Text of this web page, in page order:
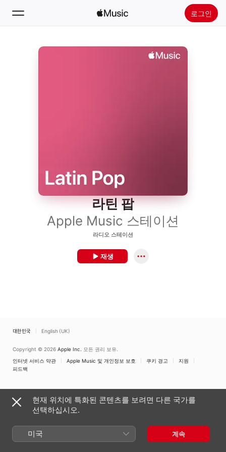
로그인
검색
라틴 팝
Apple Music 스테이션
라디오 스테이션
재생
대한민국 English (UK)
Copyright © 2026 Apple Inc. 모든 권리 보유.
인터넷 서비스 약관
Apple Music 및 개인정보 보호 쿠키 경고
지원
피드백
현재 위치에 특화된 콘텐츠를 보려면 다른 국가를
선택하십시오.
미국 계속